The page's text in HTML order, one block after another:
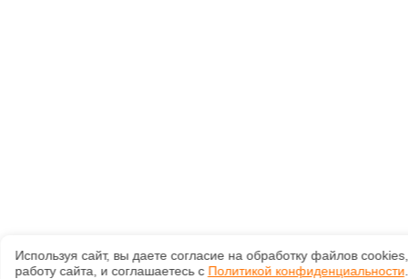
Используя сайт, вы даете согласие на обработку файлов
работу сайта, и соглашаетесь с Политикой конфиденциальности